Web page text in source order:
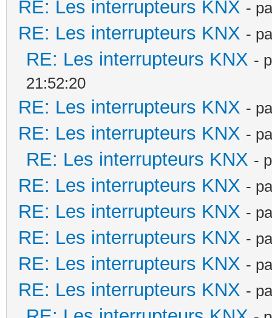
RE: Les interrupteurs KNX -
RE: Les interrupteurs KNX -
RE: Les interrupteurs KNX -
21:52:20
RE: Les interrupteurs KNX -
RE: Les interrupteurs KNX -
RE: Les interrupteurs KNX -
RE: Les interrupteurs KNX -
RE: Les interrupteurs KNX -
RE: Les interrupteurs KNX -
RE: Les interrupteurs KNX -
RE: Les interrupteurs KNX -